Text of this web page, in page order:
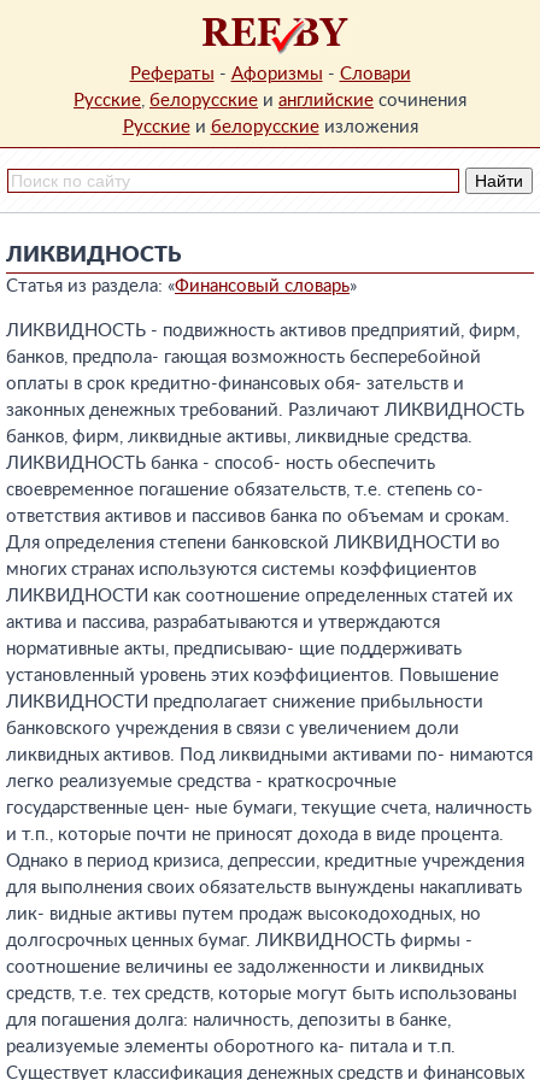
Рефераты - Афоризмы - Словари
Русские, белорусские и английские сочинения
Русскиеи белорусскиеизложения
ЛИКВИДНОСТЬ
Статья из раздела: «Финансовый словарь»
ЛИКВИДНОСТЬ - подвижность активов предприятий, фирм,
банков, предпола- гающая возможность бесперебойной
оплаты в срок кредитно-финансовых обя- зательств и
законных денежных требований. Различают ЛИКВИДНОСТЬ
банков, фирм, ликвидные активы, ликвидные средства.
ЛИКВИДНОСТЬ банка - способ- ность обеспечить
своевременное погашение обязательств, т.е. степень со-
ответствия активов и пассивов банка по объемам и срокам.
Для определения степени банковской ЛИКВИДНОСТИ во
многих странах используются системы коэффициентов
ЛИКВИДНОСТИ как соотношение определенных статей их
актива и пассива, разрабатываются и утверждаются
нормативные акты, предписываю- щие поддерживать
установленный уровень этих коэффициентов. Повышение
ЛИКВИДНОСТИ предполагает снижение прибыльности
банковского учреждения в связи с увеличением доли
ликвидных активов. Под ликвидными активами по- нимаются
легко реализуемые средства - краткосрочные
государственные цен- ные бумаги, текущие счета, наличность
и т.п., которые почти не приносят дохода в виде процента.
Однако в период кризиса, депрессии, кредитные учреждения
для выполнения своих обязательств вынуждены накапливать
лик- видные активы путем продаж высокодоходных, но
долгосрочных ценных бумаг. ЛИКВИДНОСТЬ фирмы -
соотношение величины ее задолженности и ликвидных
средств, т.е. тех средств, которые могут быть использованы
для погашения долга: наличность, депозиты в банке,
реализуемые элементы оборотного ка- питала и т.п.
Существует классификация денежных средств и финансовых